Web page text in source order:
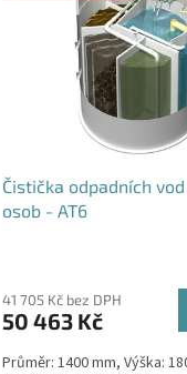
Čistička odpadních
osob - AT6
produktu
je
z
41 705 Kč bez DPH
50 463 Kč
Průměr: 1400 mm, Výška: